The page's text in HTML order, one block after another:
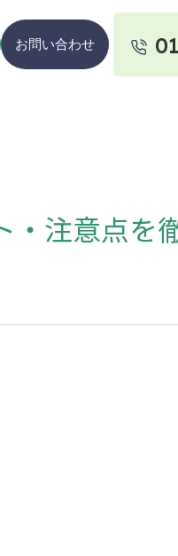
お問い合わせ
・注意点を